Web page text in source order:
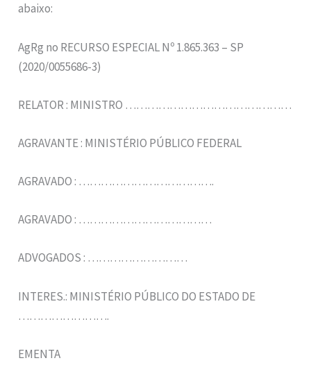
abaixo:
AgRg no RECURSO ESPECIAL Nº 1.865.363 – SP
(2020/0055686-3)
RELATOR : MINISTRO ………………………………………
AGRAVANTE : MINISTÉRIO PÚBLICO FEDERAL
AGRAVADO : ……………………………….
AGRAVADO : ………………………………
ADVOGADOS : ………………………
INTERES.: MINISTÉRIO PÚBLICO DO ESTADO DE
…………………….
EMENTA